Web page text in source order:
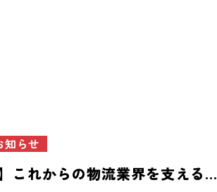
大テーマの中では、「役職のハードルを
21拠点の皆さんがテーマごとに集まる
知らせ
】これからの物流業界を支える１